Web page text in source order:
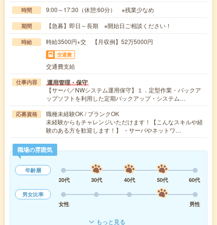
時間 9:00～17:30（休憩:60分） ※残業少なめ
期間 【急募】即日～長期 ※開始日ご相談ください！
時給 時給3500円+交 【月収例】52万5000円
交通費
交通費支給
仕事内容 運用管理・保守
【サーバ／NWシステム運用保守】１．定型作業・バックア
ップソフトを利用した定期バックアップ・システム…
応募資格
職種未経験OK / ブランクOK
未経験からもチャレンジいただけます！【こんなスキルや経
験のある方を歓迎します！】 ・サーバやネットワ…
職場の雰囲気
年齢層
20代
30代 40代 50代
60代
男女比率
女性
男性
もっと見る